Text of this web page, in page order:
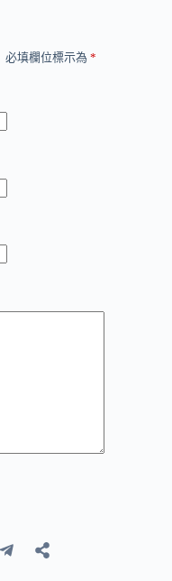
必填欄位標示為 *